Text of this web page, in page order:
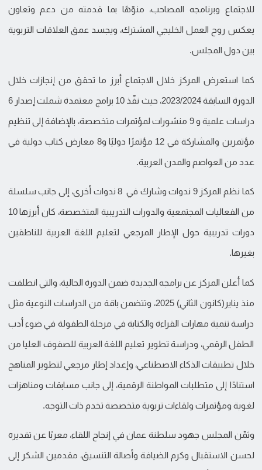
للاجتماع وبرنامجه المصاحب، منوّهًا بما قدمته من دعم وتعاون
يعكس روح العمل الخليجي المشترك، ويجسد عمق العلاقات التربوية
بين دول المجلس.
كما استعرض المركز خلال الاجتماع أبرز ما تحقق من إنجازات خلال
الدورة السابقة 2023/2024، حيث نفّذ 10 برامج معتمدة شملت إصدار 6
دراسات علمية و 9 منشورات لمؤتمرات متخصصة، بالإضافة إلى تنظيم
مؤتمرين والمشاركة في 12 مؤتمرًا دوليًا و8 معارض كتاب دولية في
عدد من العواصم والمدن العربية.
كما نظم المركز 9 ندوات وشارك في 8 ندوات أخرى، إلى جانب سلسلة
من الفعاليات المجتمعية والدورات التدريبية المتخصصة، كان أبرزها 10
دورات تدريبية حول الإطار المرجعي لتعليم اللغة العربية للناطقين
بغيرها.
كما أعلن المركز عن برامجه الجديدة ضمن الدورة الحالية، والتي انطلقت
منذ يناير(كانون الثاني) 2025، وتتضمن باقة من الدراسات النوعية مثل
دراسة تنمية مهارات القراءة والكتابة في مرحلة الطفولة في ضوء أدب
الطفل الرقمي، ودراسة تطوير تعليم اللغة العربية للصفوف العليا من
خلال تطبيقات الذكاء الاصطناعي، وإعداد إطار مرجعي لتطوير المناهج
استنادًا إلى متطلبات المواطنة الرقمية، إلى جانب مسابقات ومناهزات
لغوية ومؤتمرات ولقاءات تربوية متخصصة تخدم ذات التوجه.
وثمّن المجلس جهود سلطنة عمان في إنجاح اللقاء، معربًا عن تقديره
لحسن الاستقبال وكرم الضيافة وأصالة التنسيق، مقدمين الشكر إلى